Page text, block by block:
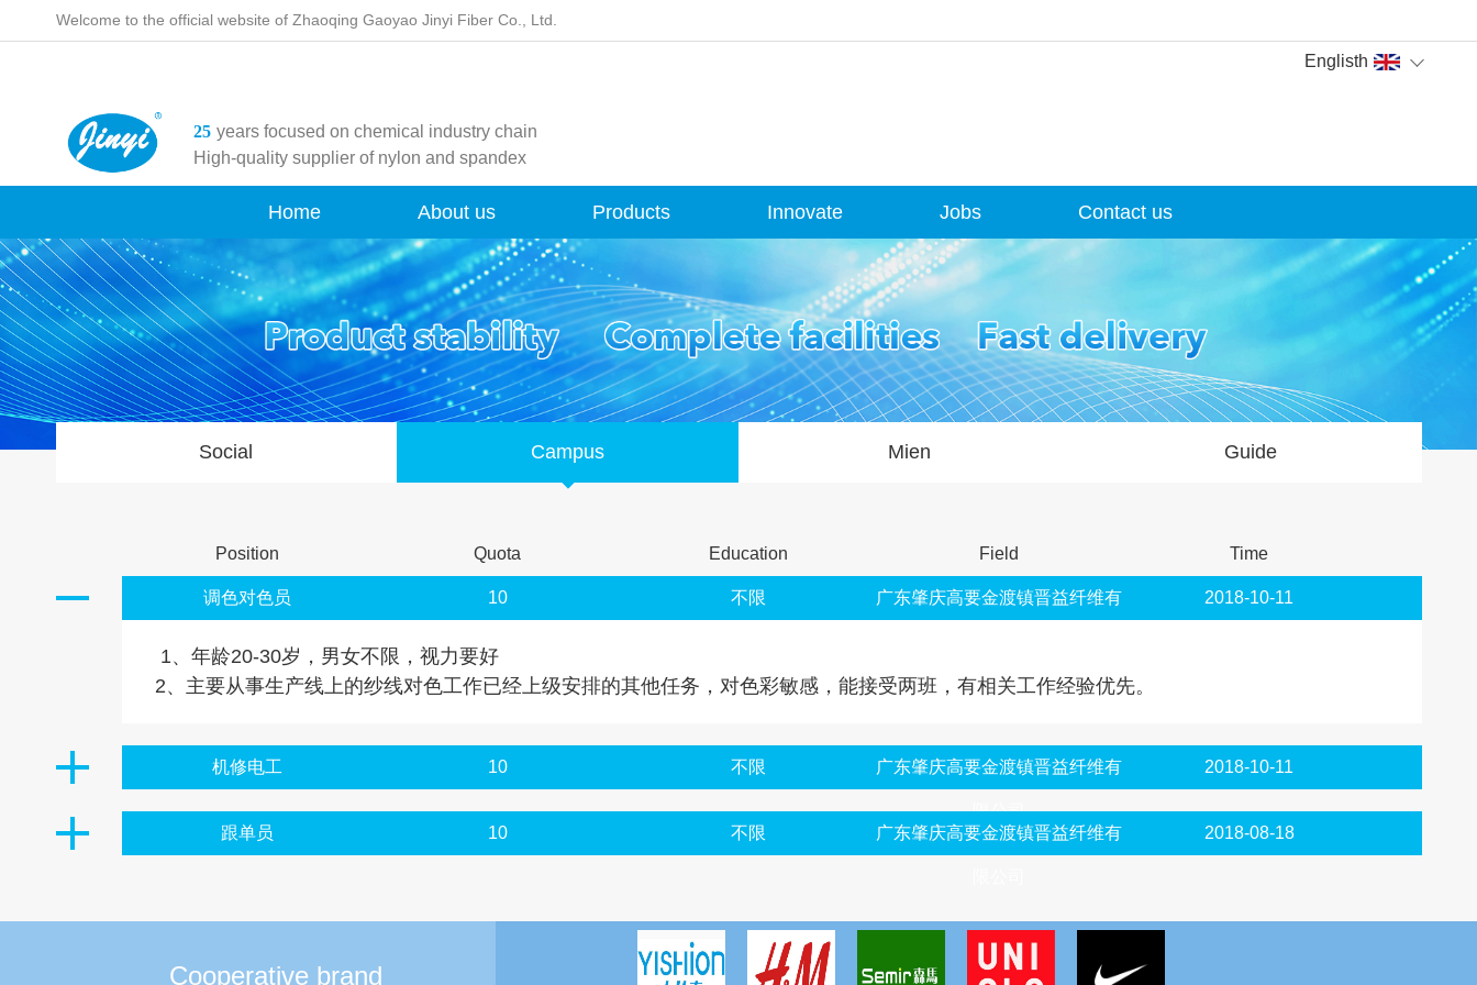
Welcome to the official website of Zhaoqing Gaoyao Jinyi Fiber Co., Ltd.
Englisth
25 years focused on chemical industry chain
High-quality supplier of nylon and spandex
Home About us Products Innovate Jobs Contact us
Social Campus Mien Guide
Position Quota Education Field Time
调色对色员 10 不限 广东肇庆高要金渡镇晋益纤维有 2018-10-11
1、年龄20-30岁，男女不限，视力要好
2、主要从事生产线上的纱线对色工作已经上级安排的其他任务，对色彩敏感，能接受两班，有相关工作经验优先。
机修电工 10 不限 广东肇庆高要金渡镇晋益纤维有
限公司
2018-10-11
跟单员 10 不限 广东肇庆高要金渡镇晋益纤维有 2018-08-18
Cooperative brand